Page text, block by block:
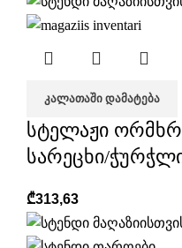
ᲙᲐᲚᲐᲗᲐᲨᲘ ᲓᲐᲛᲐᲢᲔᲑᲐ
სტელაჟი
სარეცხი/
₾313,63